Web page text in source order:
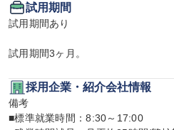
試用期間
試用期間あり
試用期間3ヶ月。
採用企業・紹介会社情報
備考
■標準就業時間：8:30～17:00